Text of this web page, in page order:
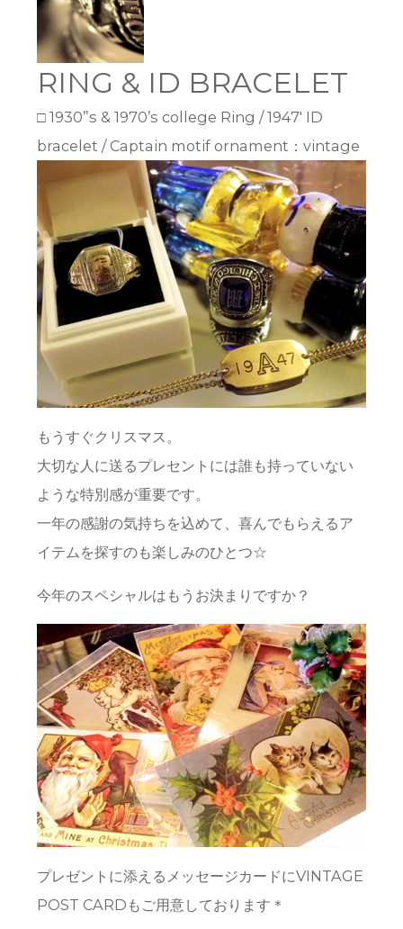
RING & ID BRACELET
□ 1930”s & 1970’s college Ring / 1947′ ID
bracelet / Captain motif ornament：vintage
もうすぐクリスマス。
大切な人に送るプレセントには誰も持っていない
ような特別感が重要です。
一年の感謝の気持ちを込めて、喜んでもらえるア
イテムを探すのも楽しみのひとつ☆
今年のスペシャルはもうお決まりですか？
プレゼントに添えるメッセージカードにVINTAGE
POST CARDもご用意しております＊